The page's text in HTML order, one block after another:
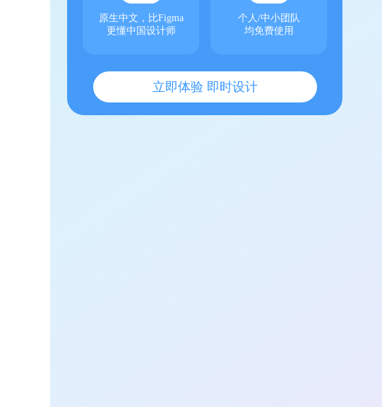
原生中文，比Figma
更懂中国设计师
个人/中小团队
均免费使用
立即体验 即时设计